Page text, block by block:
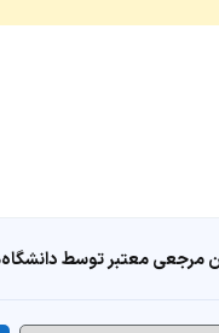
مرجعی معتبر توسط